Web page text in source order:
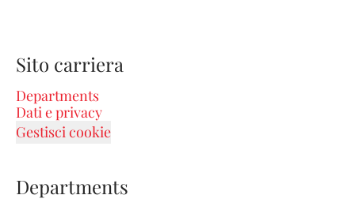
Sito carriera
Departments
Dati e privacy
Gestisci cookie
Departments